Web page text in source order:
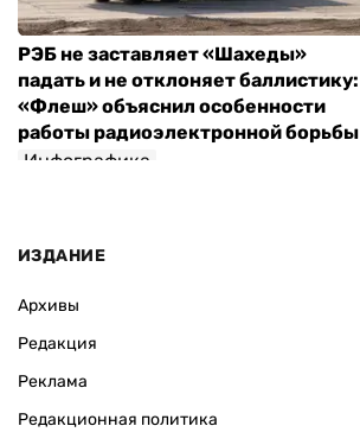
РЭБ не заставляет «Шахеды»
падать и не отклоняет баллистику:
«Флеш» объяснил особенности
работы радиоэлектронной борьбы
Инфографика
ИЗДАНИЕ
Архивы
Редакция
Реклама
Редакционная политика